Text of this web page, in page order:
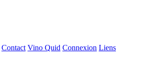
Contact Vino Quid Connexion Liens